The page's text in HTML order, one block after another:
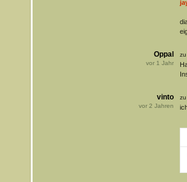
Oppal
vor 1 Jahr
zu
vinto
vor 2 Jahren
zu